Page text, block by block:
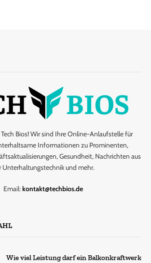
Bios! Wir sind Ihre Online-Anlaufstelle für
Informationen zu Prominenten,
Gesundheit, Nachrichten aus
Unterhaltungstechnik und mehr.
Email:kontakt@techbios.de
Wie viel Leistung darf ein Balkonkraftwerk